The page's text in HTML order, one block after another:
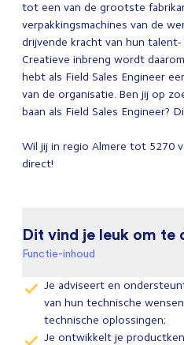
tot een van de grootste
verpakkingsmachines van de
drijvende kracht van hun talent-
Creatieve inbreng wordt
hebt als Field Sales Engineer
van de organisatie. Ben jij op
baan als Field Sales Engineer?
Wil jij in regio Almere tot 5270
direct!
Dit vind je leuk om te
Functie-inhoud
Je adviseert en
van hun technische
technische oplossingen;
Je ontwikkelt je